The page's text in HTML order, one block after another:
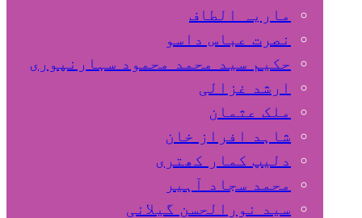
ماریہ الطاف
نصرت عباس داسو
حکیم سید محمد محمود سہارنپوری
ارشد غزالی
ملک عثمان
شاہد افراز خان
دلیپ کمار کھتری
محمد سجاد آہیر
سید نورالحسن گیلانی